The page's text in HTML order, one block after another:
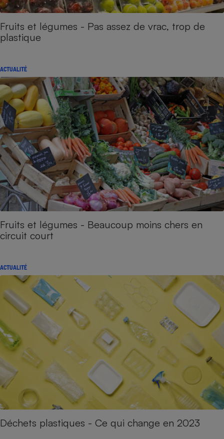
Fruits et légumes - Pas assez de vrac, trop de
plastique
ACTUALITÉ
Fruits et légumes - Beaucoup moins chers en
circuit court
ACTUALITÉ
Déchets plastiques - Ce qui change en 2023